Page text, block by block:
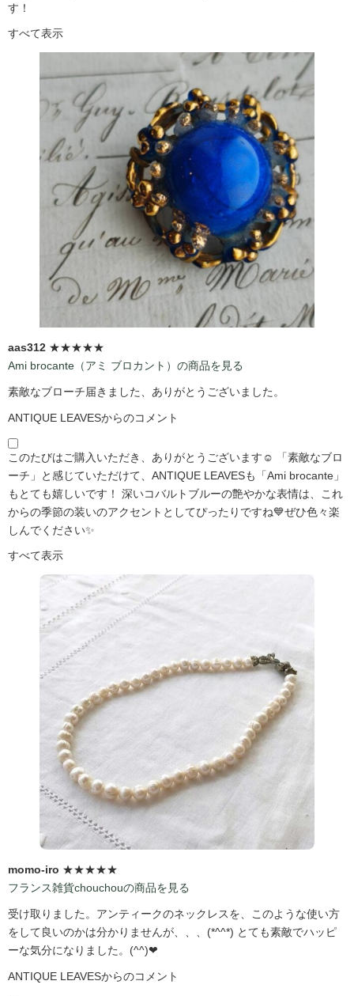
す！
すべて表示
aas312 ★★★★★
Ami brocante（アミ ブロカント）の商品を見る
素敵なブローチ届きました、ありがとうございました。
ANTIQUE LEAVESからのコメント
このたびはご購入いただき、ありがとうございます☺️ 「素敵なブロ
ーチ」と感じていただけて、ANTIQUE LEAVESも「Ami brocante」
もとても嬉しいです！ 深いコバルトブルーの艶やかな表情は、これ
からの季節の装いのアクセントとしてぴったりですね💙ぜひ色々楽
しんでください✨
すべて表示
momo-iro ★★★★★
フランス雑貨chouchouの商品を見る
受け取りました。アンティークのネックレスを、このような使い方
をして良いのかは分かりませんが、、、(*^^*) とても素敵でハッピ
ーな気分になりました。(^^)❤
ANTIQUE LEAVESからのコメント